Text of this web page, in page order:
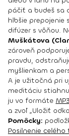
páčiť a budeš sa
hlbšie prepojenie
difúzer s vôňou.
Muškátova
zároveň
pravdu,
myšlienkam a
A je užitočná pri
meditáciu
ju vo formáte
a zvoľ „Uložiť
Pomôcky:
Posilnenie celého